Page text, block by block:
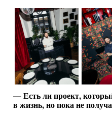
— Есть ли проект,
в жизнь, но пока не